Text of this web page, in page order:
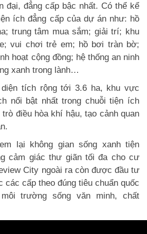
đại, đẳng cấp bậc nhất. Có thể kể
ích đẳng cấp của dự án như: hồ
trung tâm mua sắm; giải trí; khu
vui chơi trẻ em; hồ bơi tràn bờ;
hoạt cộng đồng; hệ thống an ninh
xanh trong lành…
tích rộng tới 3.6 ha, khu vực
nổi bật nhất trong chuỗi tiện ích
điều hòa khí hậu, tạo cảnh quan
lại không gian sống xanh tiện
cảm giác thư giãn tối đa cho cư
City ngoài ra còn được đầu tư
các cấp theo đúng tiêu chuẩn quốc
trường sống văn minh, chất